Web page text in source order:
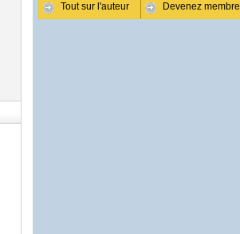
Tout sur l'auteur Devenez membre